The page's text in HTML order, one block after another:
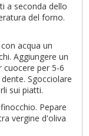
a seconda dello
del forno.
acqua un
Aggiungere un
cuocere per 5-6
Sgocciolare
sui piatti.
Pepare
vergine d'oliva